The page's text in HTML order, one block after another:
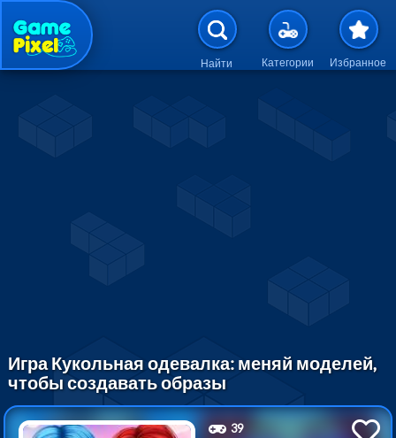
Перейти к основному
Найти Категории Избранное
Игра Кукольная одевалка: меняй моделей,
чтобы создавать образы
39